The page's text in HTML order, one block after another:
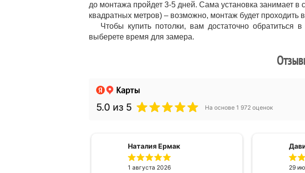
до монтажа пройдет 3-5 дней. Сама установка занимает
квадратных метров) – возможно, монтаж будет проходить
Чтобы купить потолки, вам достаточно
выберете время для замера.
5.0 из 5 На основе 1 972 оценок
Наталия Ермак
1 августа 2026 29